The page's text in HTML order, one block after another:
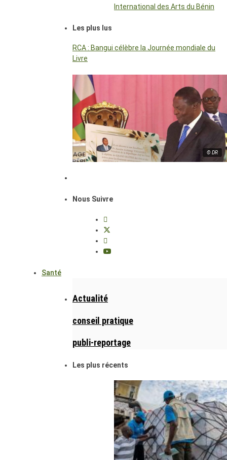
International des Arts du Bénin
Les plus lus
RCA : Bangui célèbre la Journée mondiale du
Livre
© DR
Nous Suivre
Santé
Actualité
conseil pratique
publi-reportage
Les plus récents